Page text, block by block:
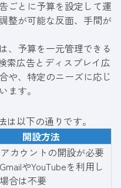
ごとに予算を設定して運
整が可能な反面、手間が
、予算を一元管理できる
索広告とディスプレイ広
や、特定のニーズに応じ
ます。
は以下の通りです。
開設方法
カウントの開設が必要
やYouTubeを利用し
合は不要